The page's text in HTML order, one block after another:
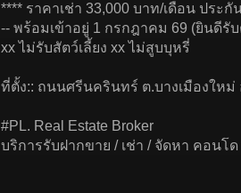
**** ราคาเช่า 33,000 บาท/เดือน ประ
-- พร้อมเข้าอยู่ 1 กรกฎาคม 69 (ยินดีรั
xx ไม่รับสัตว์เลี้ยง xx ไม่สูบบุหรี่
ที่ตั้ง:: ถนนศรีนครินทร์ ต.บางเมืองให
#PL. Real Estate Broker
บริการรับฝากขาย / เช่า / จัดหา คอน